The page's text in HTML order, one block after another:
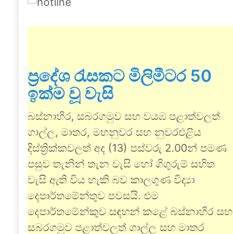
ප්‍රදේශ රැසකට මිලිමීටර 50
ඉක්ම වූ වැසි
බස්නාහිර, සබරගමුව සහ වයඹ පළාත්වලත්
ගාල්ල, මාතර, මහනුවර සහ නුවරඑළිය
දිස්ත්‍රික්කවලත් අද (13) පස්වරු 2.00න් පමණ
පසුව තැනින් තැන වැසි හෝ ගිගුරුම් සහිත
වැසි ඇති විය හැකි බව කාලගුණ විද්‍යා
දෙපාර්තමේන්තුව පවසයි. එම
දෙපාර්තමේන්කුව සඳහන් කළේ බස්නාහිර සහ
සබරගමුව පළාත්වලත් ගාල්ල සහ මාතර